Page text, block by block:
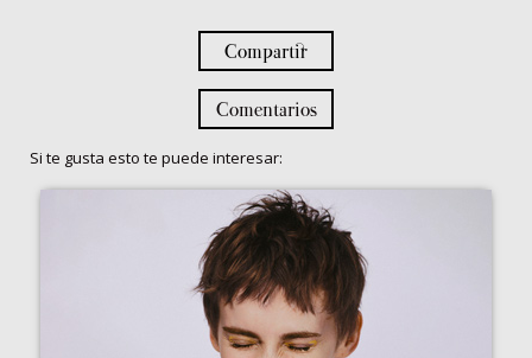
Compartir
Comentarios
Si te gusta esto te puede interesar: